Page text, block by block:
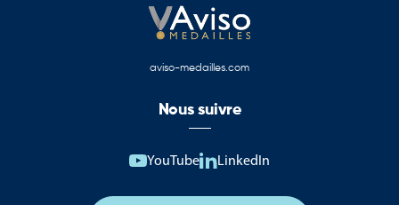
aviso-medailles.com
Nous suivre
YouTube LinkedIn